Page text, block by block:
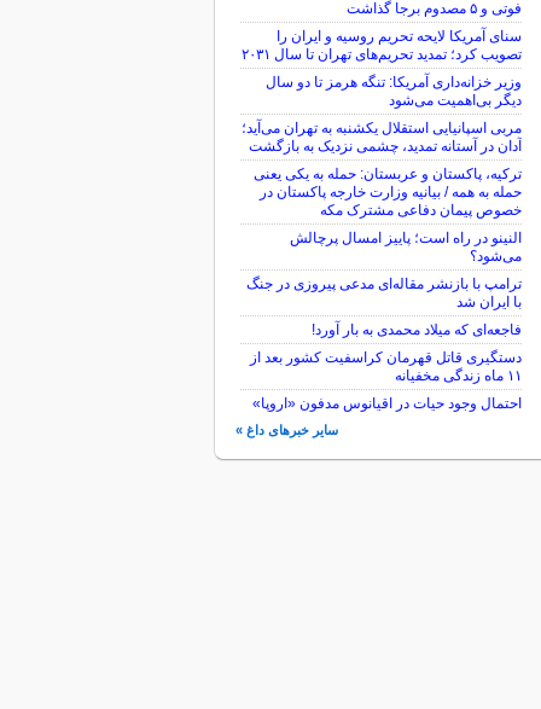
فوتی و ۵ مصدوم برجا گذاشت
سنای آمریکا لایحه تحریم روسیه و ایران را
تصویب کرد؛ تمدید تحریم‌های تهران تا سال ۲۰۳۱
وزیر خزانه‌داری آمریکا: تنگه هرمز تا دو سال
دیگر بی‌اهمیت می‌شود
مربی اسپانیایی استقلال یکشنبه به تهران می‌آید؛
آدان در آستانه تمدید، چشمی نزدیک به بازگشت
ترکیه، پاکستان و عربستان: حمله به یکی یعنی
حمله به همه / بیانیه وزارت خارجه پاکستان در
خصوص پیمان دفاعی مشترک مکه
النینو در راه است؛ پاییز امسال پرچالش
می‌شود؟
ترامپ با بازنشر مقاله‌ای مدعی پیروزی در جنگ
با ایران شد
فاجعه‌ای که میلاد محمدی به بار آورد!
دستگیری قاتل قهرمان کراسفیت کشور بعد از
۱۱ ماه زندگی مخفیانه
احتمال وجود حیات در اقیانوس مدفون «اروپا»
سایر خبرهای داغ »